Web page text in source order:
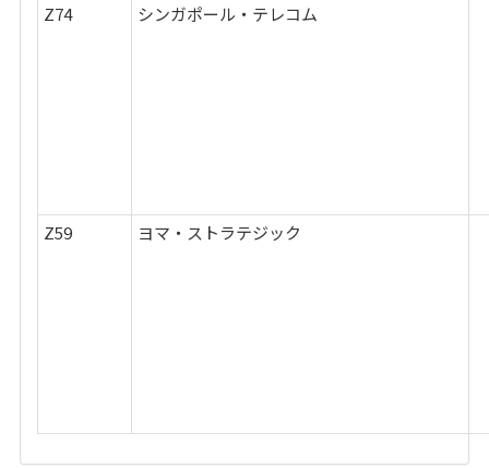
Z74 シンガポール・テレコム
Z59 ヨマ・ストラテジック